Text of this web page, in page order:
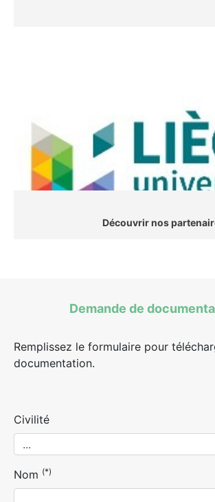
Découvrir nos
Demande de
Remplissez le formulaire pour
documentation.
Civilité
Nom (*)